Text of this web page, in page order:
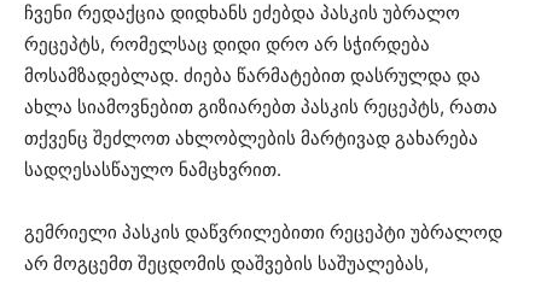
ჩვენი რედაქცია დიდხანს ეძებდა პასკის უბრალო
რეცეპტს, რომელსაც დიდი დრო არ სჭირდება
მოსამზადებლად. ძიება წარმატებით დასრულდა და
ახლა სიამოვნებით გიზიარებთ პასკის რეცეპტს, რათა
თქვენც შეძლოთ ახლობლების მარტივად გახარება
სადღესასწაულო ნამცხვრით.
გემრიელი პასკის დაწვრილებითი რეცეპტი უბრალოდ
არ მოგცემთ შეცდომის დაშვების საშუალებას,